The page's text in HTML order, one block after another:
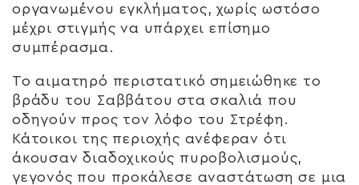
οργανωμένου εγκλήματος, χωρίς ωστόσο
μέχρι στιγμής να υπάρχει επίσημο
συμπέρασμα.
Το αιματηρό περιστατικό σημειώθηκε το
βράδυ του Σαββάτου στα σκαλιά που
οδηγούν προς τον λόφο του Στρέφη.
Κάτοικοι της περιοχής ανέφεραν ότι
άκουσαν διαδοχικούς πυροβολισμούς,
γεγονός που προκάλεσε αναστάτωση σε μια